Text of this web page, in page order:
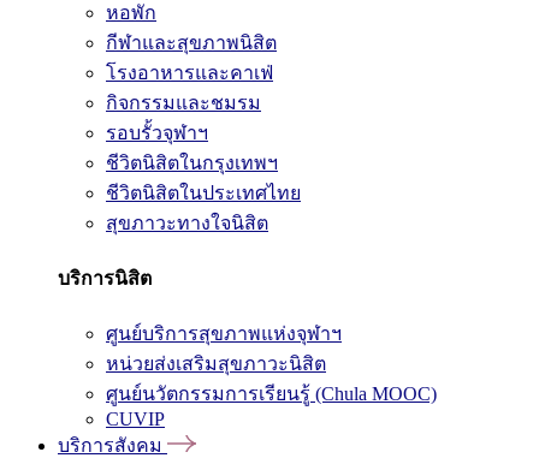
หอพัก
กีฬาและสุขภาพนิสิต
โรงอาหารและคาเฟ่
กิจกรรมและชมรม
รอบรั้วจุฬาฯ
ชีวิตนิสิตในกรุงเทพฯ
ชีวิตนิสิตในประเทศไทย
สุขภาวะทางใจนิสิต
บริการนิสิต
ศูนย์บริการสุขภาพแห่งจุฬาฯ
หน่วยส่งเสริมสุขภาวะนิสิต
ศูนย์นวัตกรรมการเรียนรู้ (Chula MOOC)
CUVIP
บริการสังคม